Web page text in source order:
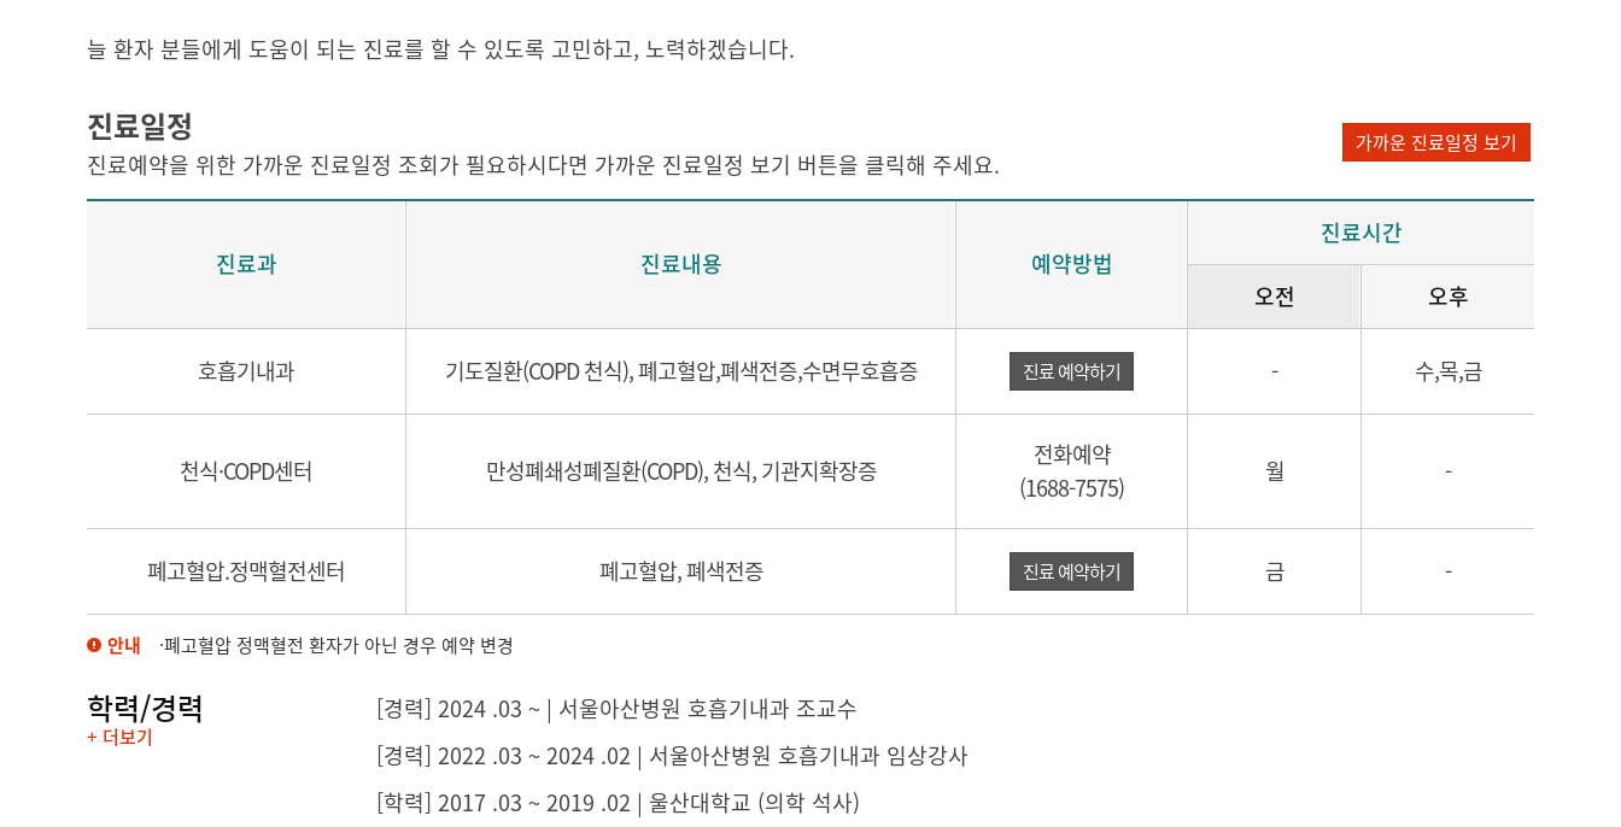
늘 환자 분들에게 도움이 되는 진료를 할 수 있도록 고민하고, 노력하겠습니다.
진료일정
진료예약을 위한 가까운 진료일정 조회가 필요하시다면 가까운 진료일정 보기 버튼을 클릭해 주세요.
가까운 진료일정 보기
진료과 진료내용 예약방법
진료시간
오전
오후
호흡기내과 기도질환(COPD 천식), 폐고혈압,폐색전증,수면무호흡증 진료 예약하기 - 수,목,금
천식·COPD센터 만성폐쇄성폐질환(COPD), 천식, 기관지확장증
전화예약
(1688-7575)
월 -
폐고혈압.정맥혈전센터 폐고혈압, 폐색전증 진료 예약하기 금 -
안내 ·폐고혈압 정맥혈전 환자가 아닌 경우 예약 변경
학력/경력
+ 더보기
[경력] 2024 .03 ~ | 서울아산병원 호흡기내과 조교수
[경력] 2022 .03 ~ 2024 .02 | 서울아산병원 호흡기내과 임상강사
[학력] 2017 .03 ~ 2019 .02 | 울산대학교 (의학 석사)